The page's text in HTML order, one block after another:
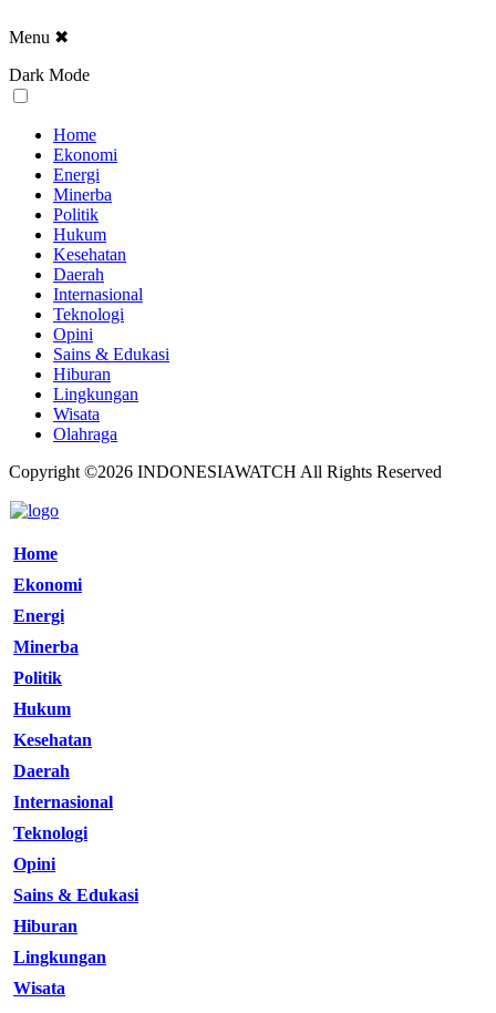
Menu ✖
Dark Mode
Home
Ekonomi
Energi
Minerba
Politik
Hukum
Kesehatan
Daerah
Internasional
Teknologi
Opini
Sains & Edukasi
Hiburan
Lingkungan
Wisata
Olahraga
Copyright ©2026 INDONESIAWATCH All Rights Reserved
Home
Ekonomi
Energi
Minerba
Politik
Hukum
Kesehatan
Daerah
Internasional
Teknologi
Opini
Sains & Edukasi
Hiburan
Lingkungan
Wisata